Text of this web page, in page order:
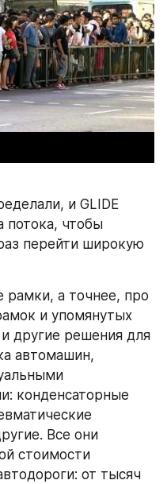
и GLIDE
потока, чтобы
перейти широкую
рамки, а точнее, про
и упомянутых
другие решения для
автомашин,
конденсаторные
Все они
стоимости
от тысяч